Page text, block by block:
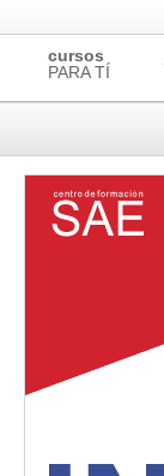
cursos
PARA TÍ